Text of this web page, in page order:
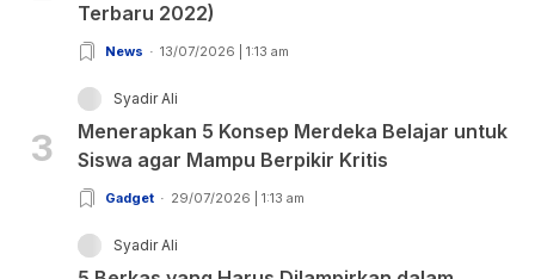
Terbaru 2022)
News 13/07/2026 | 1:13 am
3
Syadir Ali
Menerapkan 5 Konsep Merdeka Belajar untuk
Siswa agar Mampu Berpikir Kritis
Gadget 29/07/2026 | 1:13 am
Syadir Ali